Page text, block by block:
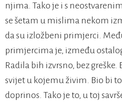
njima. Tako je i s
se šetam u mislima nekom
da su izložbeni primjerci.
primjercima je, između
Radila bih izvrsno, bez
svijet u kojemu živim. Bio bi
doprinos. Tako je to, u toj